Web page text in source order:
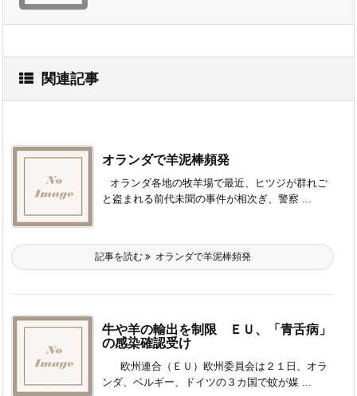
関連記事
オランダで羊泥棒頻発
オランダ各地の牧羊場で最近、ヒツジが群れご
と盗まれる前代未聞の事件が相次ぎ、警察 ...
記事を読む オランダで羊泥棒頻発
牛や羊の輸出を制限 ＥＵ、「青舌病」
の感染確認受け
欧州連合（ＥＵ）欧州委員会は２１日、オラ
ンダ、ベルギー、ドイツの３カ国で蚊が媒 ...